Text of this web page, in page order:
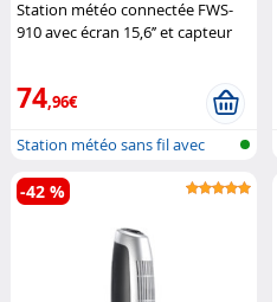
Station météo connectée FWS-
910 avec écran 15,6’’ et capteur
74,96€
Station météo sans fil avec
sonde e...
-42 %